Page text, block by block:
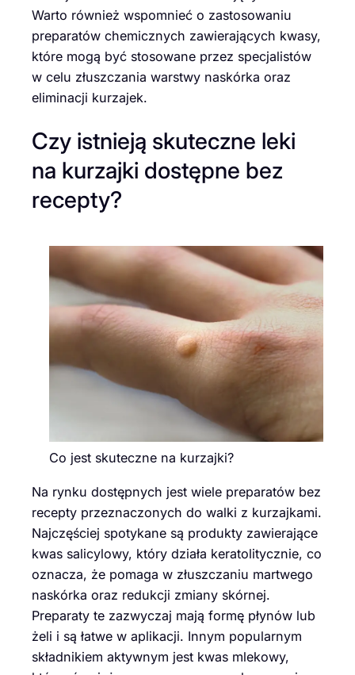
Warto również wspomnieć o zastosowaniu
preparatów chemicznych zawierających kwasy,
które mogą być stosowane przez specjalistów
w celu złuszczania warstwy naskórka oraz
eliminacji kurzajek.
Czy istnieją skuteczne leki
na kurzajki dostępne bez
recepty?
Co jest skuteczne na kurzajki?
Na rynku dostępnych jest wiele preparatów bez
recepty przeznaczonych do walki z kurzajkami.
Najczęściej spotykane są produkty zawierające
kwas salicylowy, który działa keratolitycznie, co
oznacza, że pomaga w złuszczaniu martwego
naskórka oraz redukcji zmiany skórnej.
Preparaty te zazwyczaj mają formę płynów lub
żeli i są łatwe w aplikacji. Innym popularnym
składnikiem aktywnym jest kwas mlekowy,